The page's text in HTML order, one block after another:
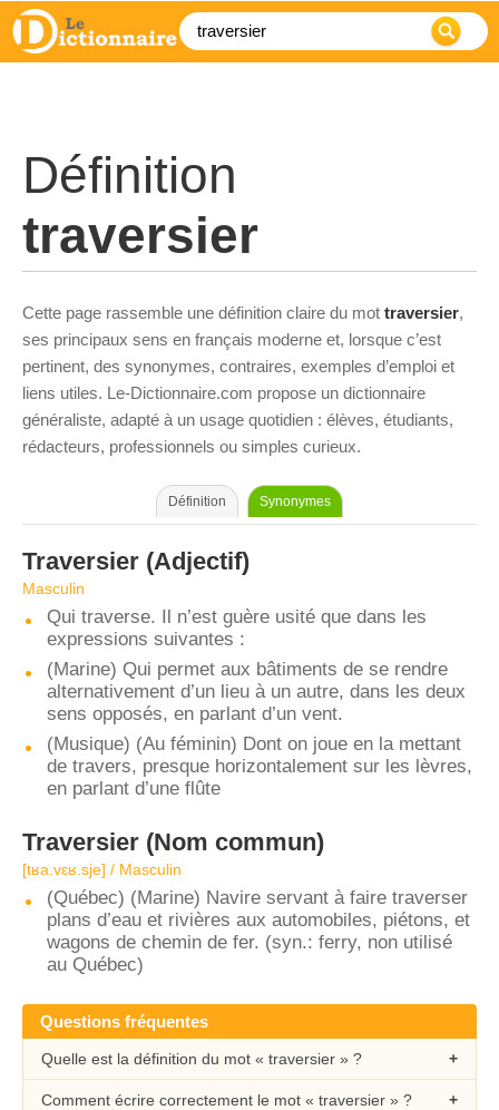
Définition
traversier
Cette page rassemble une définition claire du mot traversier,
ses principaux sens en français moderne et, lorsque c’est
pertinent, des synonymes, contraires, exemples d’emploi et
liens utiles. Le-Dictionnaire.com propose un dictionnaire
généraliste, adapté à un usage quotidien : élèves, étudiants,
rédacteurs, professionnels ou simples curieux.
Définition Synonymes
Traversier (Adjectif)
Masculin
Qui traverse. Il n’est guère usité que dans les
expressions suivantes :
(Marine) Qui permet aux bâtiments de se rendre
alternativement d’un lieu à un autre, dans les deux
sens opposés, en parlant d’un vent.
(Musique) (Au féminin) Dont on joue en la mettant
de travers, presque horizontalement sur les lèvres,
en parlant d’une flûte
Traversier (Nom commun)
[tʁa.vɛʁ.sje] / Masculin
(Québec) (Marine) Navire servant à faire traverser
plans d’eau et rivières aux automobiles, piétons, et
wagons de chemin de fer. (syn.: ferry, non utilisé
au Québec)
Questions fréquentes
Quelle est la définition du mot « traversier » ?
Comment écrire correctement le mot « traversier » ?